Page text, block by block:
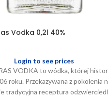
Vodka 0,2l 40%
Login to see prices
VODKA to wódka, której
roku. Przekazywana z pokolenia
tradycyjna receptura